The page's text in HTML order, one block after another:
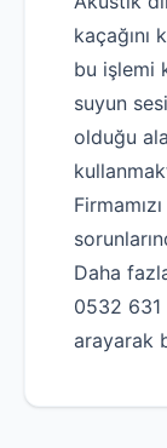
kaçağını
bu işlemi
suyun
olduğu
Daha
0532 631
arayarak